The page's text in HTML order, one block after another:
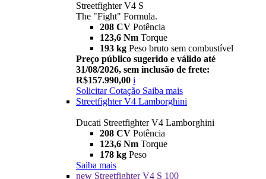
Streetfighter V4 S
The "Fight" Formula.
208 CV Potência
123,6 Nm Torque
193 kg Peso bruto sem combustível
Preço público sugerido e válido até
31/08/2026, sem inclusão de frete:
R$157.990,00 i
Solicitar Cotação Saiba mais
Streetfighter V4 Lamborghini
Ducati Streetfighter V4 Lamborghini
208 CV Potência
123,6 Nm Torque
178 kg Peso
Saiba mais
new Streetfighter V4 S 100